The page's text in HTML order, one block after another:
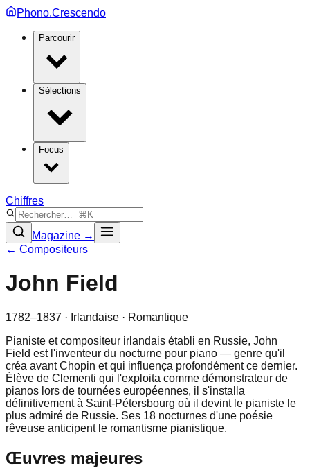
Phono.Crescendo
Parcourir
Sélections
Focus
Chiffres
Magazine →
← Compositeurs
John Field
1782–1837 · Irlandaise · Romantique
Pianiste et compositeur irlandais établi en Russie, John
Field est l'inventeur du nocturne pour piano — genre qu'il
créa avant Chopin et qui influença profondément ce dernier.
Élève de Clementi qui l'exploita comme démonstrateur de
pianos lors de tournées européennes, il s'installa
définitivement à Saint-Pétersbourg où il devint le pianiste le
plus admiré de Russie. Ses 18 nocturnes d'une poésie
rêveuse anticipent le romantisme pianistique.
Œuvres majeures